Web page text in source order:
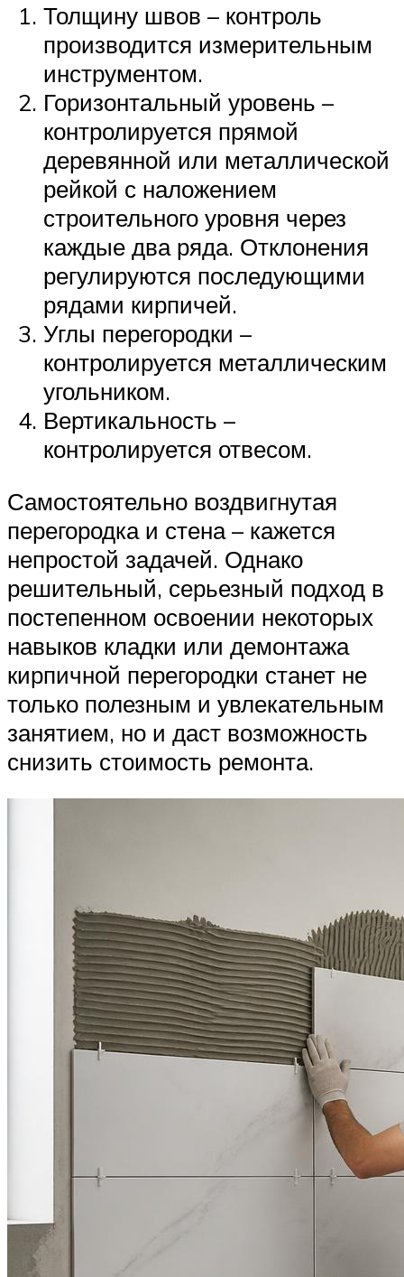
Толщину швов – контроль
производится измерительным
инструментом.
Горизонтальный уровень –
контролируется прямой
деревянной или металлической
рейкой с наложением
строительного уровня через
каждые два ряда. Отклонения
регулируются последующими
рядами кирпичей.
Углы перегородки –
контролируется металлическим
угольником.
Вертикальность –
контролируется отвесом.
Самостоятельно воздвигнутая
перегородка и стена – кажется
непростой задачей. Однако
решительный, серьезный подход в
постепенном освоении некоторых
навыков кладки или демонтажа
кирпичной перегородки станет не
только полезным и увлекательным
занятием, но и даст возможность
снизить стоимость ремонта.